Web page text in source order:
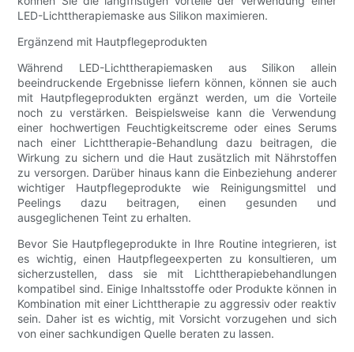
LED-Lichttherapiemaske aus Silikon maximieren.
Ergänzend mit Hautpflegeprodukten
Während LED-Lichttherapiemasken aus Silikon allein
beeindruckende Ergebnisse liefern können, können sie auch
mit Hautpflegeprodukten ergänzt werden, um die Vorteile
noch zu verstärken. Beispielsweise kann die Verwendung
einer hochwertigen Feuchtigkeitscreme oder eines Serums
nach einer Lichttherapie-Behandlung dazu beitragen, die
Wirkung zu sichern und die Haut zusätzlich mit Nährstoffen
zu versorgen. Darüber hinaus kann die Einbeziehung anderer
wichtiger Hautpflegeprodukte wie Reinigungsmittel und
Peelings dazu beitragen, einen gesunden und
ausgeglichenen Teint zu erhalten.
Bevor Sie Hautpflegeprodukte in Ihre Routine integrieren, ist
es wichtig, einen Hautpflegeexperten zu konsultieren, um
sicherzustellen, dass sie mit Lichttherapiebehandlungen
kompatibel sind. Einige Inhaltsstoffe oder Produkte können in
Kombination mit einer Lichttherapie zu aggressiv oder reaktiv
sein. Daher ist es wichtig, mit Vorsicht vorzugehen und sich
von einer sachkundigen Quelle beraten zu lassen.